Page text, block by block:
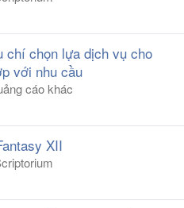
chí chọn lựa dịch vụ cho
với nhu cầu
cáo khác
XII